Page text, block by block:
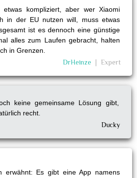
kompliziert, aber wer Xiaomi
in der EU nutzen will, muss etwas
ist es dennoch eine günstige
alles zum Laufen gebracht, halten
in Grenzen.
DrHeinze
Expert
keine gemeinsame Lösung gibt,
recht.
Ducky
erwähnt: Es gibt eine App namens